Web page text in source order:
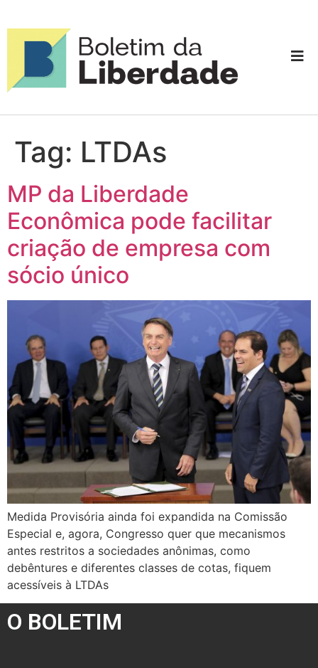
Tag: LTDAs
MP da Liberdade
Econômica pode facilitar
criação de empresa com
sócio único
Medida Provisória ainda foi expandida na Comissão
Especial e, agora, Congresso quer que mecanismos
antes restritos a sociedades anônimas, como
debêntures e diferentes classes de cotas, fiquem
acessíveis à LTDAs
O BOLETIM